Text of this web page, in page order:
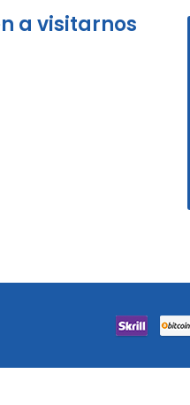
a visitarnos